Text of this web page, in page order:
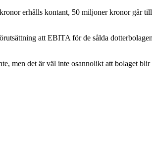
erhålls kontant, 50 miljoner kronor går
att EBITA för de sålda
men det är väl inte osannolikt att bolaget